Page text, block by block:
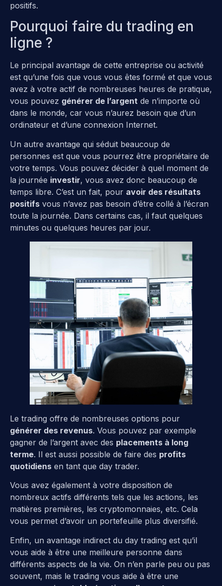
positifs.
Pourquoi faire du trading en
ligne ?
Le principal avantage de cette entreprise ou activité
est qu’une fois que vous vous êtes formé et que vous
avez à votre actif de nombreuses heures de pratique,
vous pouvez générer de l’argent de n’importe où
dans le monde, car vous n’aurez besoin que d’un
ordinateur et d’une connexion Internet.
Un autre avantage qui séduit beaucoup de
personnes est que vous pourrez être propriétaire de
votre temps. Vous pouvez décider à quel moment de
la journée investir, vous avez donc beaucoup de
temps libre. C’est un fait, pour avoir des résultats
positifs vous n’avez pas besoin d’être collé à l’écran
toute la journée. Dans certains cas, il faut quelques
minutes ou quelques heures par jour.
Le trading offre de nombreuses options pour
générer des revenus. Vous pouvez par exemple
gagner de l’argent avec des placements à long
terme. Il est aussi possible de faire des profits
quotidiens en tant que day trader.
Vous avez également à votre disposition de
nombreux actifs différents tels que les actions, les
matières premières, les cryptomonnaies, etc. Cela
vous permet d’avoir un portefeuille plus diversifié.
Enfin, un avantage indirect du day trading est qu’il
vous aide à être une meilleure personne dans
différents aspects de la vie. On n’en parle peu ou pas
souvent, mais le trading vous aide à être une